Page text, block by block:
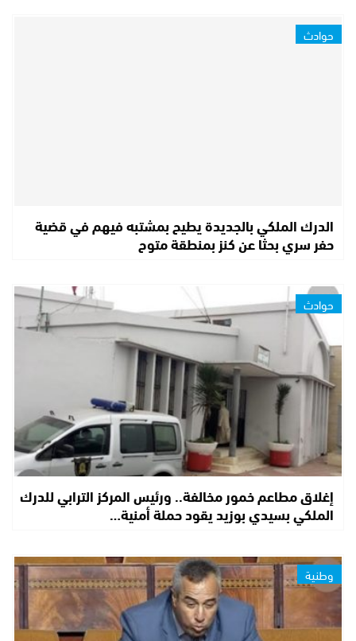
حوادث
الدرك الملكي بالجديدة يطيح بمشتبه فيهم في قضية
حفر سري بحثا عن كنز بمنطقة متوح
حوادث
إغلاق مطاعم خمور مخالفة.. ورئيس المركز الترابي للدرك
الملكي بسيدي بوزيد يقود حملة أمنية…
وطنية